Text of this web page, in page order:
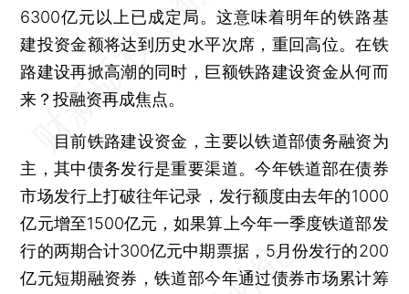
6300亿元以上已成定局。这意味着明年的铁路基
建投资金额将达到历史水平次席，重回高位。在铁
路建设再掀高潮的同时，巨额铁路建设资金从何而
来？投融资再成焦点。
目前铁路建设资金，主要以铁道部债务融资为
主，其中债务发行是重要渠道。今年铁道部在债券
市场发行上打破往年记录，发行额度由去年的1000
亿元增至1500亿元，如果算上今年一季度铁道部发
行的两期合计300亿元中期票据，5月份发行的200
亿元短期融资券，铁道部今年通过债券市场累计筹